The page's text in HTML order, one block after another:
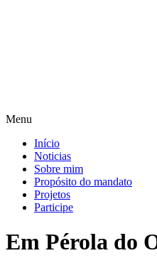
Menu
Início
Noticias
Sobre mim
Propósito do mandato
Projetos
Participe
Em Pérola do